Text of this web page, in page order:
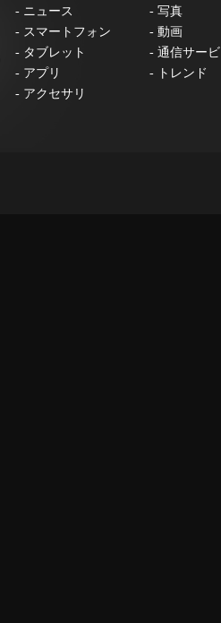
- ニュース - 写真
- スマートフォン - 動画
- タブレット - 通信サー
- アプリ -
トレンド
- アクセサリ